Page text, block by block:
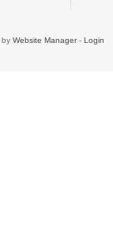
by Website Manager- Login